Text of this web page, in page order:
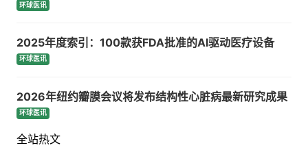
环球医讯
2025年度索引：100款获FDA批准的AI驱动医疗设备
环球医讯
2026年纽约瓣膜会议将发布结构性心脏病最新研究成果
环球医讯
全站热文